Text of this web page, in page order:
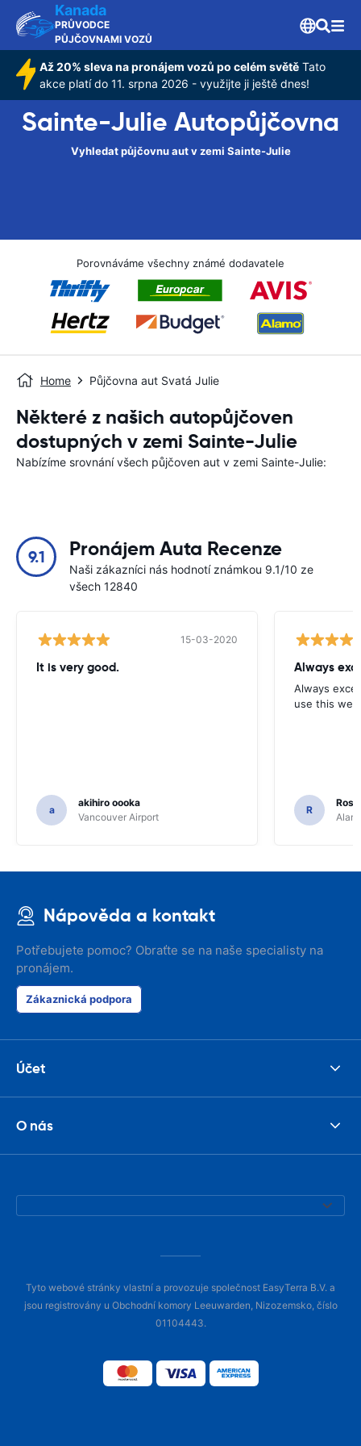
Kanada
PRŮVODCE
PŮJČOVNAMI VOZŮ
Až 20% sleva na pronájem vozů po celém světě Tato
akce platí do 11. srpna 2026 - využijte ji ještě dnes!
Sainte-Julie Autopůjčovna
Vyhledat půjčovnu aut v zemi Sainte-Julie
Porovnáváme všechny známé dodavatele
Home Půjčovna aut Svatá Julie
Některé z našich autopůjčoven
dostupných v zemi Sainte-Julie
Nabízíme srovnání všech půjčoven aut v zemi Sainte-Julie:
9.1 Pronájem Auta Recenze
Naši zákazníci nás hodnotí známkou 9.1/10 ze
všech 12840
15-03-2020
It is very good.
a
akihiro oooka
Vancouver Airport
Always
Always
use this
R
Nápověda a kontakt
Potřebujete pomoc? Obraťte se na naše specialisty na
pronájem.
Zákaznická podpora
Účet
O nás
Tyto webové stránky vlastní a provozuje společnost EasyTerra B.V. a
jsou registrovány u Obchodní komory Leeuwarden, Nizozemsko, číslo
01104443.